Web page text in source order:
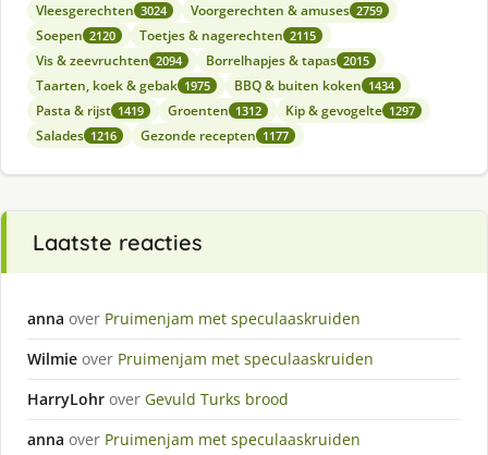
Vleesgerechten 3024 Voorgerechten & amuses 2759
Soepen 2120 Toetjes & nagerechten 2115
Vis & zeevruchten 2094 Borrelhapjes & tapas 2015
Taarten, koek & gebak 1975 BBQ & buiten koken 1434
Pasta & rijst 1419 Groenten 1312 Kip & gevogelte 1297
Salades 1216 Gezonde recepten 1177
Laatste reacties
anna over Pruimenjam met speculaaskruiden
Wilmie over Pruimenjam met speculaaskruiden
HarryLohr over Gevuld Turks brood
anna over Pruimenjam met speculaaskruiden